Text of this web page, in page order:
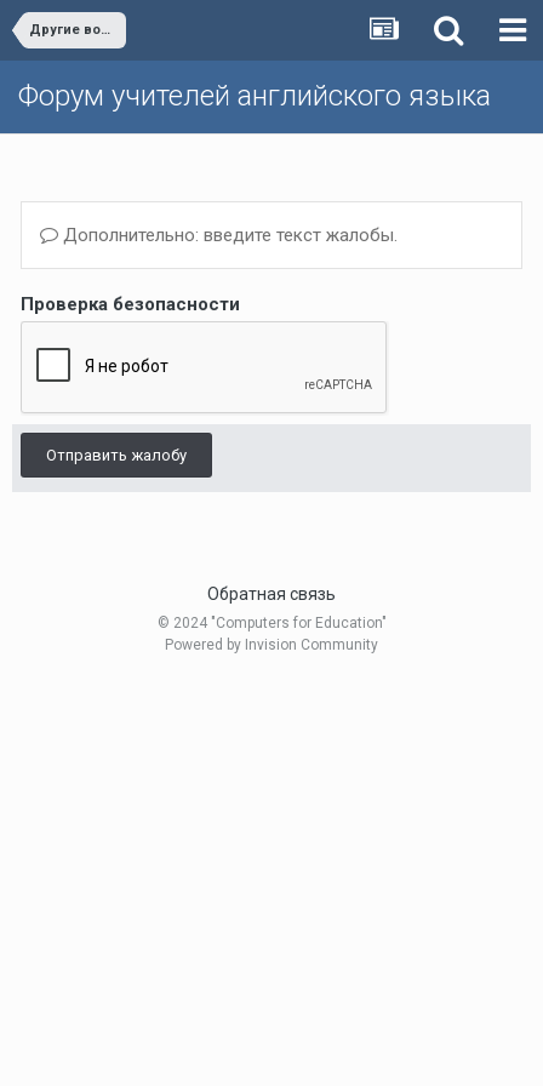
Другие вопросы (Темы, не вошедшие в другие разделы)/Other issues
Форум учителей английского языка
Дополнительно: введите текст жалобы.
Проверка безопасности
Отправить жалобу
Обратная связь
© 2024 "Computers for Education"
Powered by Invision Community